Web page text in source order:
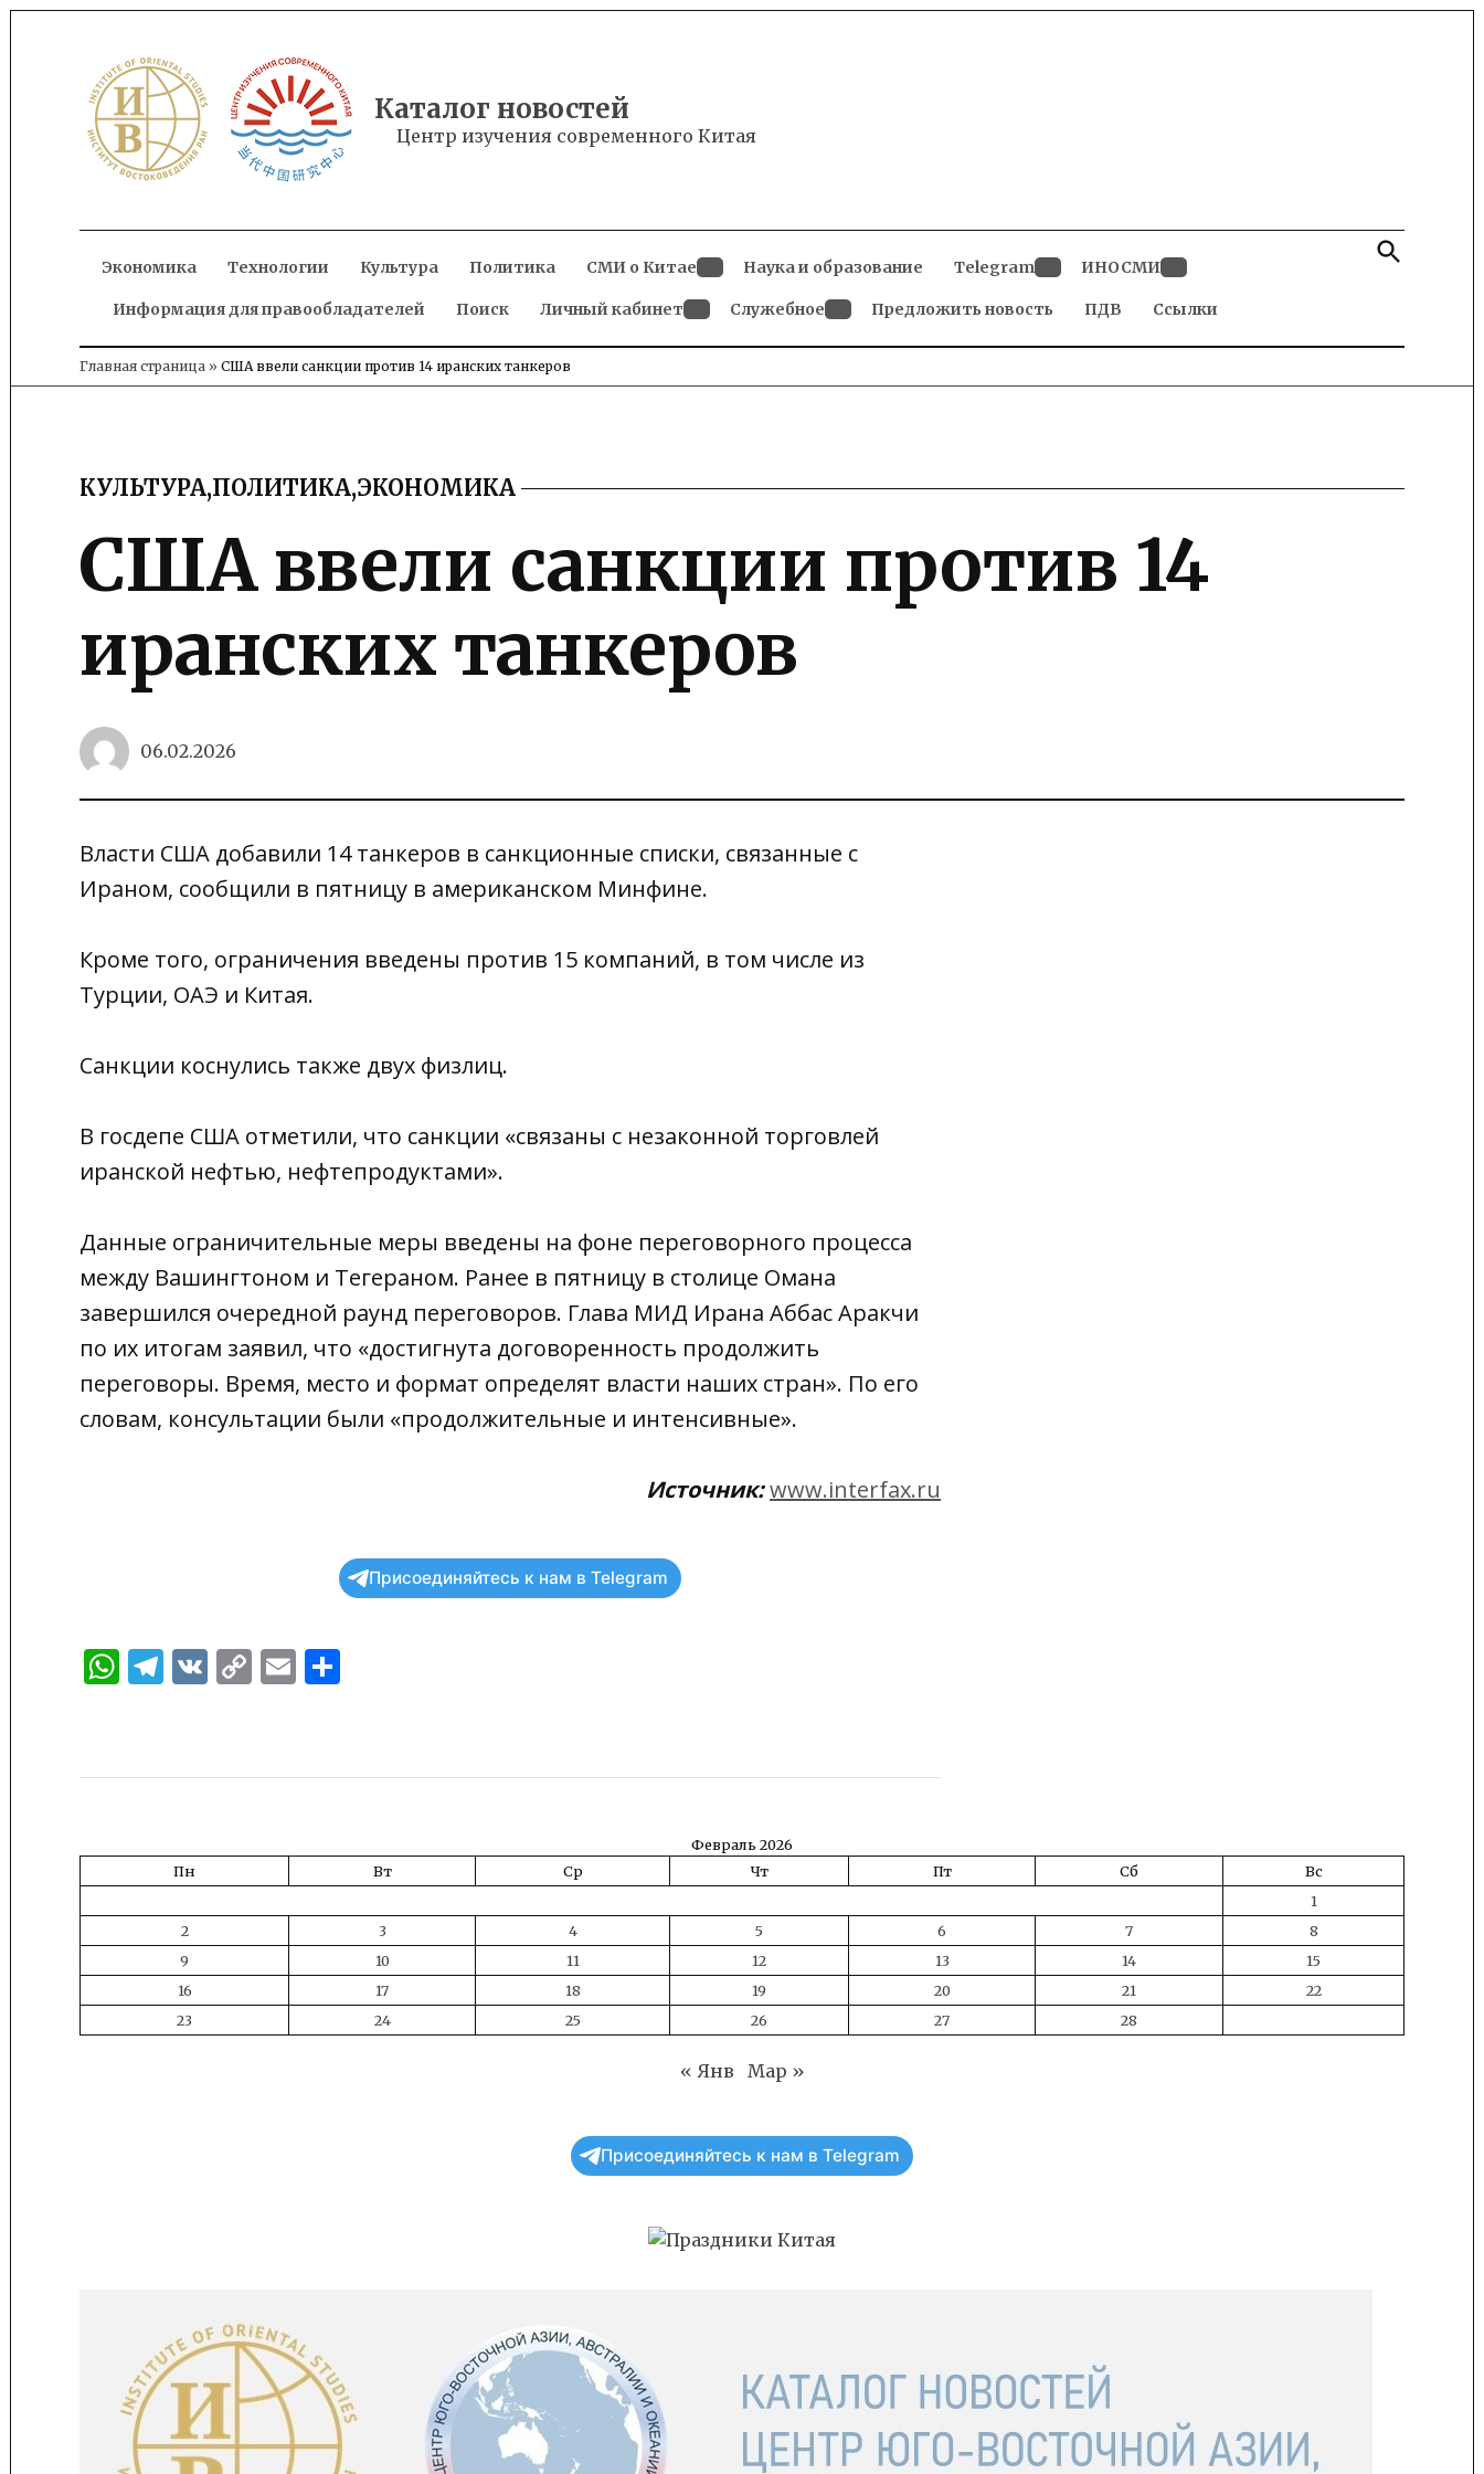
content
Каталог новостей
Центр изучения современного Китая
Экономика Технологии Культура Политика СМИ о Китае
dropdown
menu
Наука и образование Telegram
dropdown
ИНОСМИ
dropdown
Информация для правообладателей Поиск Личный кабинет
dropdown
Служебное
dropdown
Предложить новость ПДВ Ссылки
Open
Search
Главная страница » США ввели санкции против 14 иранских танкеров
POSTED
КУЛЬТУРА,ПОЛИТИКА,ЭКОНОМИКА
США ввели санкции против 14
иранских танкеров
06.02.2026
Власти США добавили 14 танкеров в санкционные списки, связанные с
Ираном, сообщили в пятницу в американском Минфине.
Кроме того, ограничения введены против 15 компаний, в том числе из
Турции, ОАЭ и Китая.
Санкции коснулись также двух физлиц.
В госдепе США отметили, что санкции «связаны с незаконной торговлей
иранской нефтью, нефтепродуктами».
Данные ограничительные меры введены на фоне переговорного процесса
между Вашингтоном и Тегераном. Ранее в пятницу в столице Омана
завершился очередной раунд переговоров. Глава МИД Ирана Аббас Аракчи
по их итогам заявил, что «достигнута договоренность продолжить
переговоры. Время, место и формат определят власти наших стран». По его
словам, консультации были «продолжительные и интенсивные».
Источник:www.interfax.ru
Присоединяйтесь к нам в Telegram
WhatsApp
Telegram
VK CopyEmail
Февраль 2026
Пн
Вт Ср Чт Пт Сб
Вс
1
2
3 4 5 6 7
8
9
10 11 12 13 14
15
16
17 18 19 20 21
22
23
24 25 26 27 28
« Янв Мар »
Присоединяйтесь к нам в Telegram